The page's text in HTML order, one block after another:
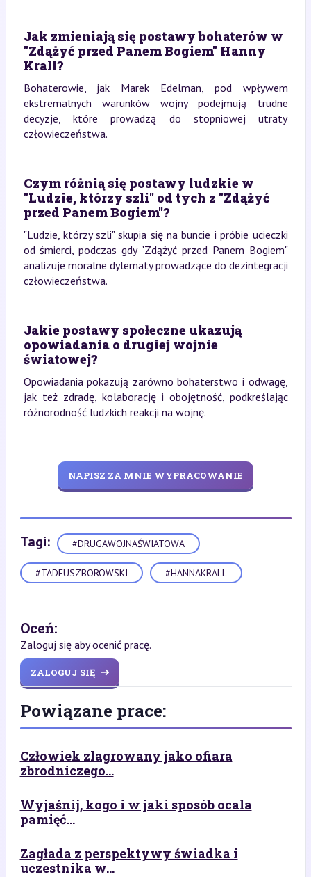
Jak zmieniają się postawy bohaterów w
"Zdążyć przed Panem Bogiem" Hanny
Krall?
Bohaterowie, jak Marek Edelman, pod wpływem
ekstremalnych warunków wojny podejmują trudne
decyzje, które prowadzą do stopniowej utraty
człowieczeństwa.
Czym różnią się postawy ludzkie w
"Ludzie, którzy szli" od tych z "Zdążyć
przed Panem Bogiem"?
"Ludzie, którzy szli" skupia się na buncie i próbie ucieczki
od śmierci, podczas gdy "Zdążyć przed Panem Bogiem"
analizuje moralne dylematy prowadzące do dezintegracji
człowieczeństwa.
Jakie postawy społeczne ukazują
opowiadania o drugiej wojnie
światowej?
Opowiadania pokazują zarówno bohaterstwo i odwagę,
jak też zdradę, kolaborację i obojętność, podkreślając
różnorodność ludzkich reakcji na wojnę.
NAPISZ ZA MNIE WYPRACOWANIE
Tagi: #DRUGAWOJNAŚWIATOWA
#TADEUSZBOROWSKI #HANNAKRALL
Oceń:
Zaloguj się aby ocenić pracę.
ZALOGUJ SIĘ
Powiązane prace:
Człowiek zlagrowany jako ofiara
zbrodniczego...
Wyjaśnij, kogo i w jaki sposób ocala
pamięć...
Zagłada z perspektywy świadka i
uczestnika w...